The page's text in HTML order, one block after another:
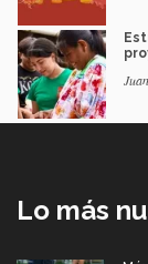
Lo más